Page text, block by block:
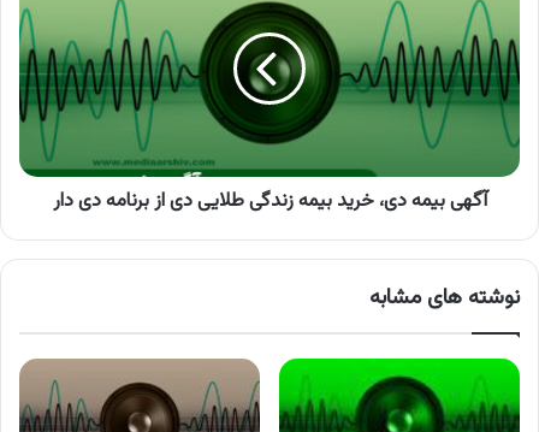
خرید
بیمه
زندگی
طلایی
دی
از
برنامهآگهی بیمه دی، خرید بیمه زندگی طلایی دی از برنامه دی دار
نوشته های مشابه